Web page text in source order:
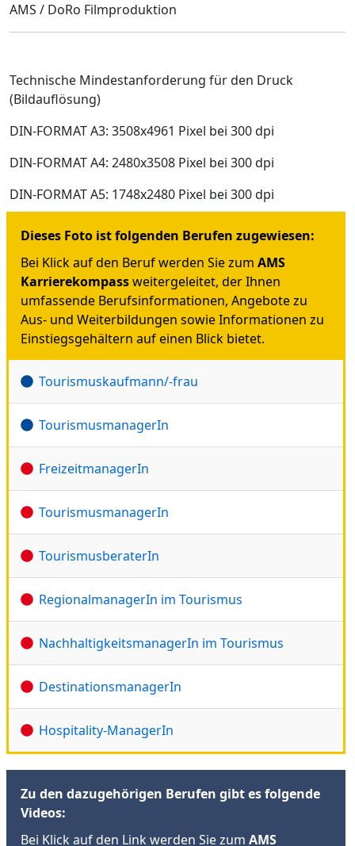
AMS / DoRo Filmproduktion
Technische Mindestanforderung für den Druck
(Bildauflösung)
DIN-FORMAT A3: 3508x4961 Pixel bei 300 dpi
DIN-FORMAT A4: 2480x3508 Pixel bei 300 dpi
DIN-FORMAT A5: 1748x2480 Pixel bei 300 dpi
Dieses Foto ist folgenden Berufen zugewiesen:
Bei Klick auf den Beruf werden Sie zum AMS
Karrierekompassweitergeleitet, der Ihnen
umfassende Berufsinformationen, Angebote zu
Aus- und Weiterbildungen sowie Informationen zu
Einstiegsgehältern auf einen Blick bietet.
Tourismuskaufmann/-frau
TourismusmanagerIn
FreizeitmanagerIn
TourismusmanagerIn
TourismusberaterIn
RegionalmanagerIn im Tourismus
NachhaltigkeitsmanagerIn im Tourismus
DestinationsmanagerIn
Hospitality-ManagerIn
Zu den dazugehörigen Berufen gibt es folgende
Videos:
Bei Klick auf den Link werden Sie zum AMS